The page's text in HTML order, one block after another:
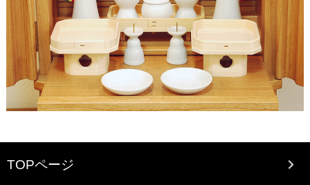
TOPページ